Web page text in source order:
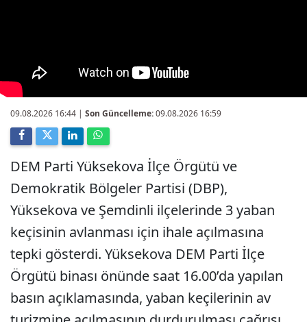
09.08.2026 16:44 | Son Güncelleme:09.08.2026 16:59
DEM Parti Yüksekova İlçe Örgütü ve
Demokratik Bölgeler Partisi (DBP),
Yüksekova ve Şemdinli ilçelerinde 3 yaban
keçisinin avlanması için ihale açılmasına
tepki gösterdi. Yüksekova DEM Parti İlçe
Örgütü binası önünde saat 16.00’da yapılan
basın açıklamasında, yaban keçilerinin av